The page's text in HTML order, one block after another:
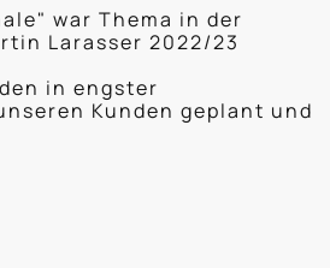
war Thema in der
Larasser 2022/23
in engster
Kunden geplant und